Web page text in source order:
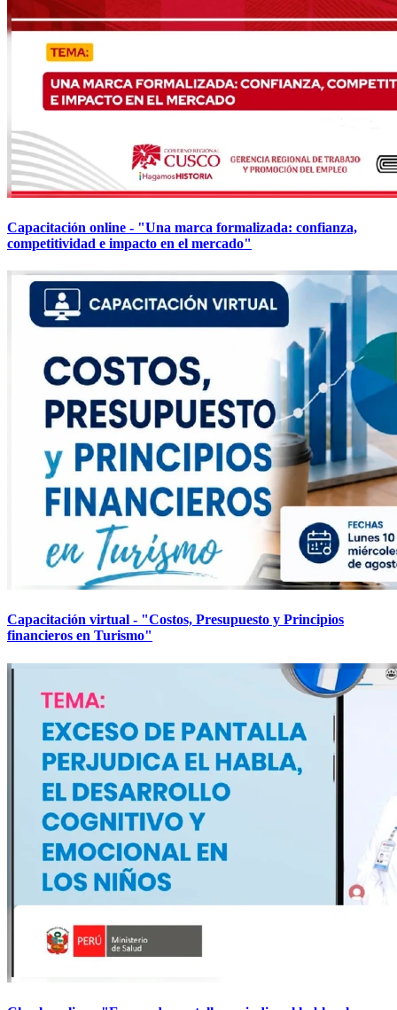
Capacitación online - "Una marca formalizada: confianza,
competitividad e impacto en el mercado"
Capacitación virtual - "Costos, Presupuesto y Principios
financieros en Turismo"